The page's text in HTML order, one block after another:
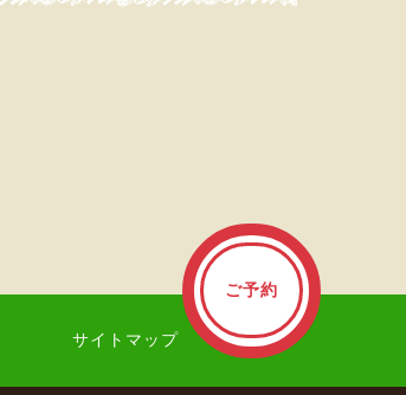
ご予約
サイトマップ